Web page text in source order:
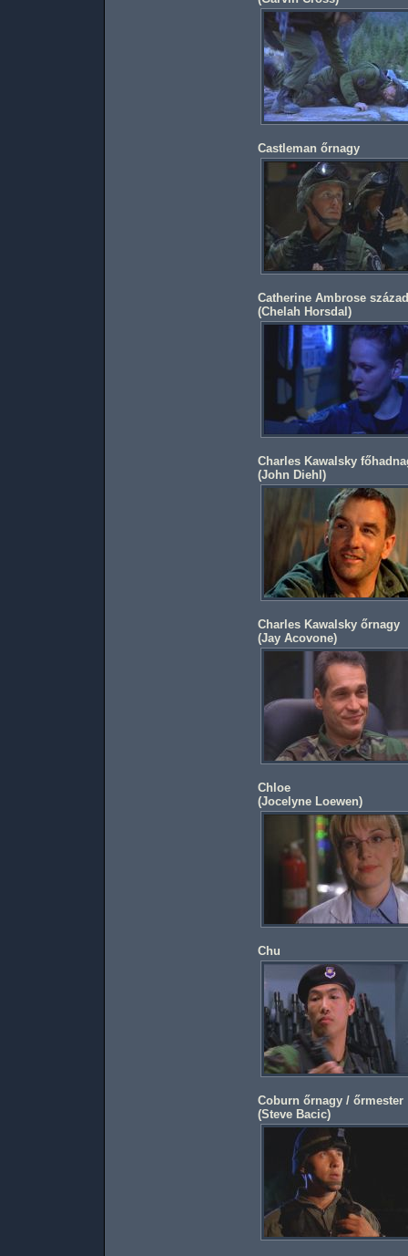
Castleman őrnagy
Catherine Ambrose
(Chelah Horsdal )
Charles Kawalsky
(John Diehl )
Charles Kawalsky őrnagy
(Jay Acovone)
Chloe
(Jocelyne Loewen)
Chu
Coburn őrnagy / őrmester
(Steve Bacic)